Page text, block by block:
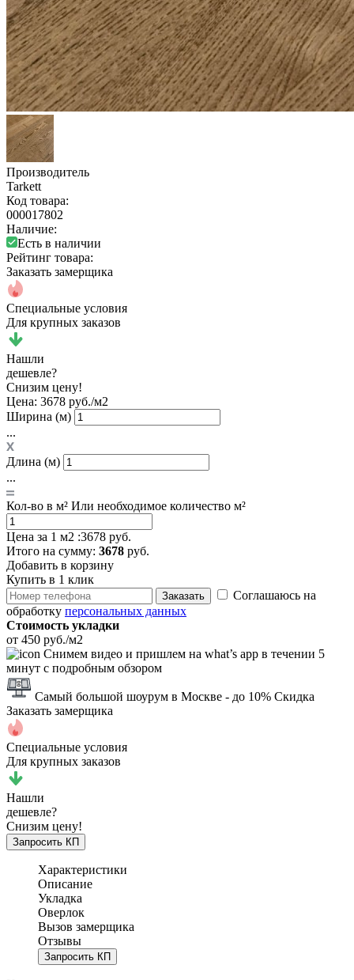
Производитель
Tarkett
Код товара:
000017802
Наличие:
Есть в наличии
Рейтинг товара:
Заказать замерщика
Специальные условия
Для крупных заказов
Нашли
дешевле?
Снизим цену!
Цена: 3678 руб./м2
Ширина (м)
...
Длина (м)
...
Кол-во в м² Или необходимое количество м²
Цена за 1 м2 :3678 руб.
Итого на сумму: 3678 руб.
Добавить в корзину
Купить в 1 клик
Заказать
Соглашаюсь на
обработку персональных данных
Стоимость укладки
от 450 руб./м2
Снимем видео и пришлем на what’s app в течении 5
минут с подробным обзором
Самый большой шоурум в Москве - до 10% Скидка
Заказать замерщика
Специальные условия
Для крупных заказов
Нашли
дешевле?
Снизим цену!
Запросить КП
Характеристики
Описание
Укладка
Оверлок
Вызов замерщика
Отзывы
Запросить КП